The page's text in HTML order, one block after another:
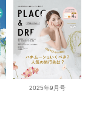
2025年9月号